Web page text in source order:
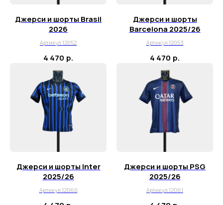
Джерси и шорты Brasil
2026
Артикул 12052
4 470 р.
Джерси и шорты
Barcelona 2025/26
Артикул 12053
4 470 р.
Джерси и шорты Inter
2025/26
Артикул 12060
Джерси и шорты PSG
2025/26
Артикул 12061
О магазине
Telegram WhatsApp
Для тех, кому удобнее общаться в
мессенджерах, пишите в специальный чат
Почта для вопросов и предложений
info@myboots.store